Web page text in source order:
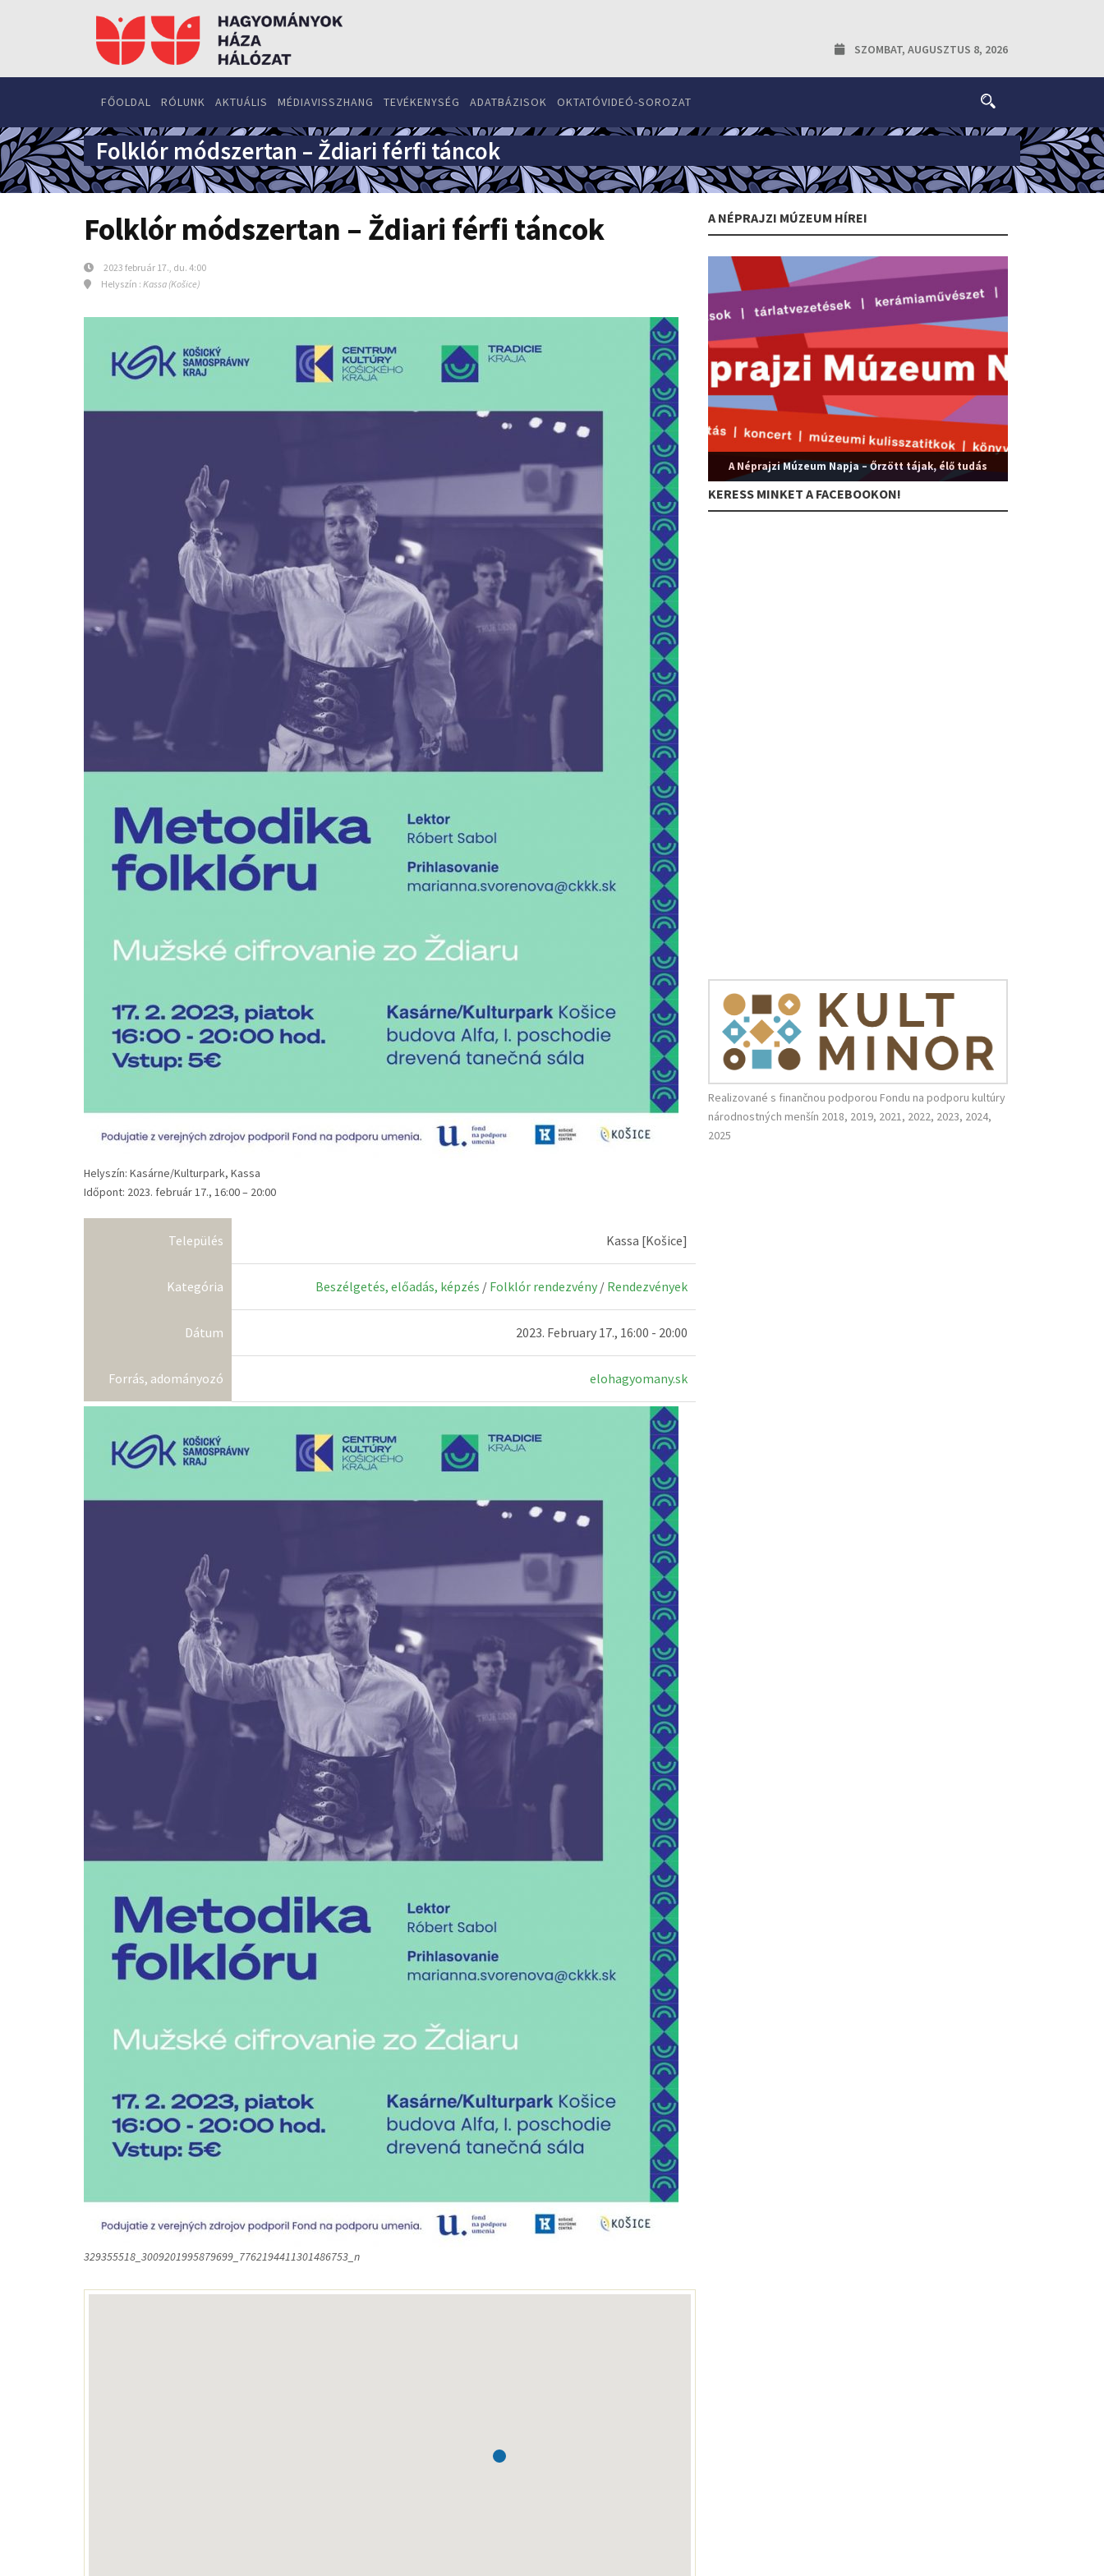
SZOMBAT, AUGUSZTUS 8, 2026
FŐOLDAL RÓLUNK AKTUÁLIS MÉDIAVISSZHANG TEVÉKENYSÉG ADATBÁZISOK OKTATÓVIDEÓ-SOROZAT
Folklór módszertan – Ždiari férfi táncok
Folklór módszertan – Ždiari férfi táncok
2023 február 17., du. 4:00
Helyszín : Kassa (Košice)
Helyszín: Kasárne/Kulturpark, Kassa
Időpont: 2023. február 17., 16:00 – 20:00
Település Kassa [Košice]
Kategória Beszélgetés, előadás, képzés / Folklór rendezvény / Rendezvények
Dátum 2023. February 17., 16:00 - 20:00
Forrás, adományozó elohagyomany.sk
329355518_3009201995879699_7762194411301486753_n
A NÉPRAJZI MÚZEUM HÍREI
A Néprajzi Múzeum Napja – Őrzött tájak, élő tudás
KERESS MINKET A FACEBOOKON!
Realizované s finančnou podporou Fondu na podporu kultúry
národnostných menšín 2018, 2019, 2021, 2022, 2023, 2024,
2025